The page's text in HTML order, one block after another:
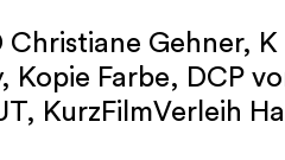
Christiane Gehner,
Kopie Farbe, DCP
KurzFilmVerleih